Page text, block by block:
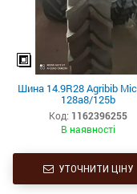
Шина 14.9R28 Agribib
128a8/125b
Код: 1162396255
В наявності
УТОЧНИТИ ЦІНУ